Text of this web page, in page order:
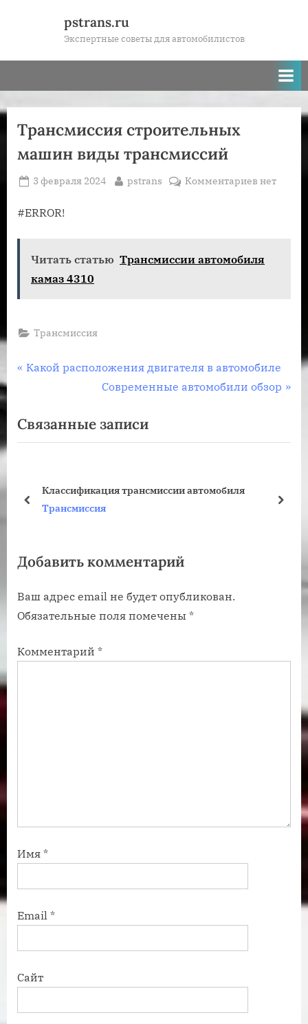
pstrans.ru
Экспертные советы для автомобилистов
Трансмиссия строительных
машин виды трансмиссий
Posted
3 февраля 2024 By
pstrans Комментариевк
виды
нет
#ERROR!
Читать статью Трансмиссии автомобиля
камаз 4310
Трансмиссия
Навигация
записям
П
д
ы
щ
з
п
и
ь
Какой расположения двигателя в автомобиле
С
е
д
з
п
и
ь
Современные автомобили обзор
Связанные записи
Классификация трансмиссии автомобиля
Трансмиссия
пред
Добавить комментарий
Ваш адрес email не будет опубликован.
Обязательные поля помечены *
Комментарий *
Имя *
Email *
Сайт